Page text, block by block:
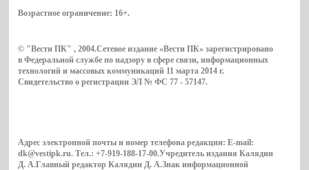
Возрастное ограничение: 16+.
© "Вести ПК" , 2004.Сетевое издание «Вести ПК» зарегистрировано
в Федеральной службе по надзору в сфере связи, информационных
технологий и массовых коммуникаций 11 марта 2014 г.
Свидетельство о регистрации ЭЛ № ФС 77 - 57147.
Адрес электронной почты и номер телефона редакции: E-mail:
dk@vestipk.ru. Тел.: +7-919-188-17-00.Учредитель издания Калядин
Д. А.Главный редактор Калядин Д. А.Знак информационной